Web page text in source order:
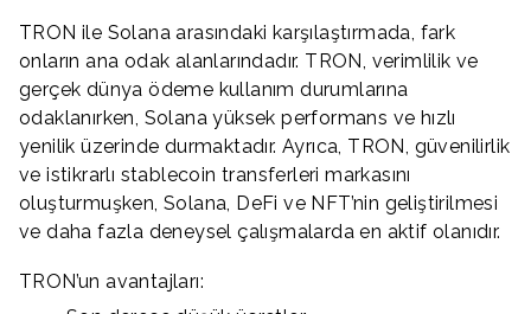
TRON ile Solana arasındaki karşılaştırmada, fark
onların ana odak alanlarındadır. TRON, verimlilik ve
gerçek dünya ödeme kullanım durumlarına
odaklanırken, Solana yüksek performans ve hızlı
yenilik üzerinde durmaktadır. Ayrıca, TRON, güvenilirlik
ve istikrarlı stablecoin transferleri markasını
oluşturmuşken, Solana, DeFi ve NFT’nin geliştirilmesi
ve daha fazla deneysel çalışmalarda en aktif olanıdır.
TRON’un avantajları: